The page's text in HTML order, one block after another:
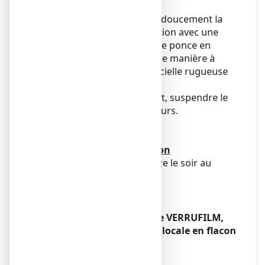
Tous les 2 à 3 jours, frotter doucement la
zone traitée avant l'application avec une
lime en carton ou une pierre ponce en
évitant de faire saigner et de manière à
supprimer la partie superficielle rugueuse
Si un saignement se produit, suspendre le
traitement pendant 2 à 3 jours.
Fréquence d'administration
1 fois par jour, de préférence le soir au
Si vous avez utilisé plus de VERRUFILM,
solution pour application locale en flacon